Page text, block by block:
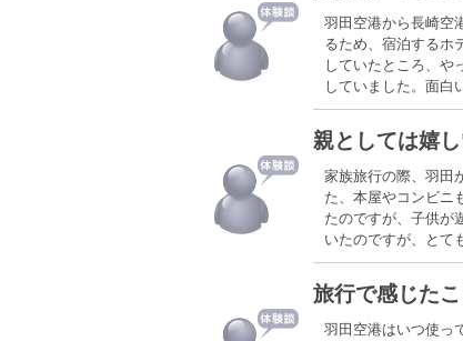
羽田空港から長崎空
るため、宿泊するホ
していたところ、や
していました。面白
親としては嬉
家族旅行の際、羽田
た、本屋やコンビニ
たのですが、子供が
いたのですが、とて
旅行で感じたこ
羽田空港はいつ使っ